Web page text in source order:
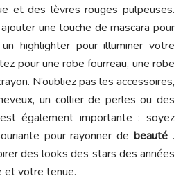
et des lèvres rouges pulpeuses.
une touche de mascara pour
highlighter pour illuminer votre
pour une robe fourreau, une robe
N’oubliez pas les accessoires,
un collier de perles ou des
également importante : soyez
pour rayonner debeauté .
des looks des stars des années
et votre tenue.